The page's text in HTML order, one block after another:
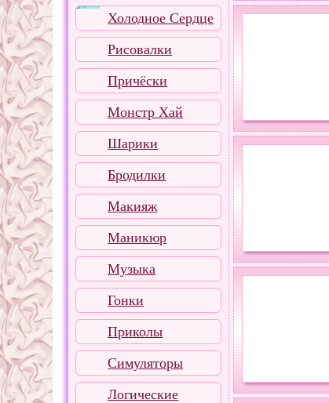
Холодное Сердце
Рисовалки
Причёски
Монстр Хай
Шарики
Бродилки
Макияж
Маникюр
Музыка
Гонки
Приколы
Симуляторы
Логические